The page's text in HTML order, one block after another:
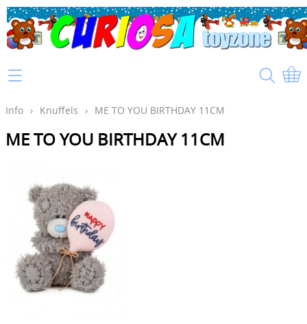
Home
Info
Mijn account
Info › Knuffels › ME TO YOU BIRTHDAY 11CM
ME TO YOU BIRTHDAY 11CM